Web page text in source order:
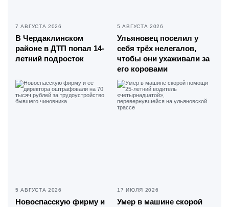
7 АВГУСТА 2026
В Чердаклинском
районе в ДТП попал 14-
летний подросток
5 АВГУСТА 2026
Ульяновец поселил у
себя трёх нелегалов,
чтобы они ухаживали за
его коровами
5 АВГУСТА 2026
Новоспасскую фирму и
17 ИЮЛЯ 2026
Умер в машине скорой